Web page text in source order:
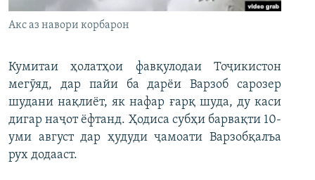
Акс аз навори корбарон
Кумитаи ҳолатҳои фавқулодаи Тоҷикистон
мегӯяд, дар пайи ба дарёи Варзоб сарозер
шудани нақлиёт, як нафар ғарқ шуда, ду каси
дигар наҷот ёфтанд. Ҳодиса субҳи барвақти 10-
уми август дар ҳудуди ҷамоати Варзобқалъа
рух додааст.